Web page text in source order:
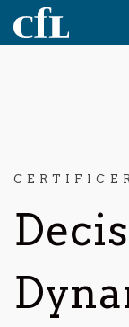
Spring til indhold